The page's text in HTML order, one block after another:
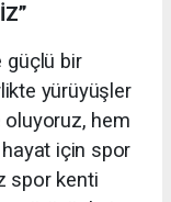
güçlü bir
yürüyüşler
oluyoruz, hem
hayat için spor
spor kenti